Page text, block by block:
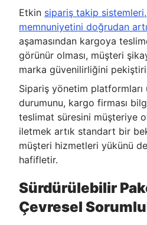
Etkin sipariş takip
memnuniyetini doğrudan
aşamasından kargoya
görünür olması, müşteri
marka güvenilirliğini
Sipariş yönetim
durumunu, kargo firması
teslimat süresini müşteriye
iletmek artık standart bir
müşteri hizmetleri yükünü
hafifletir.
Sürdürülebilir
Çevresel